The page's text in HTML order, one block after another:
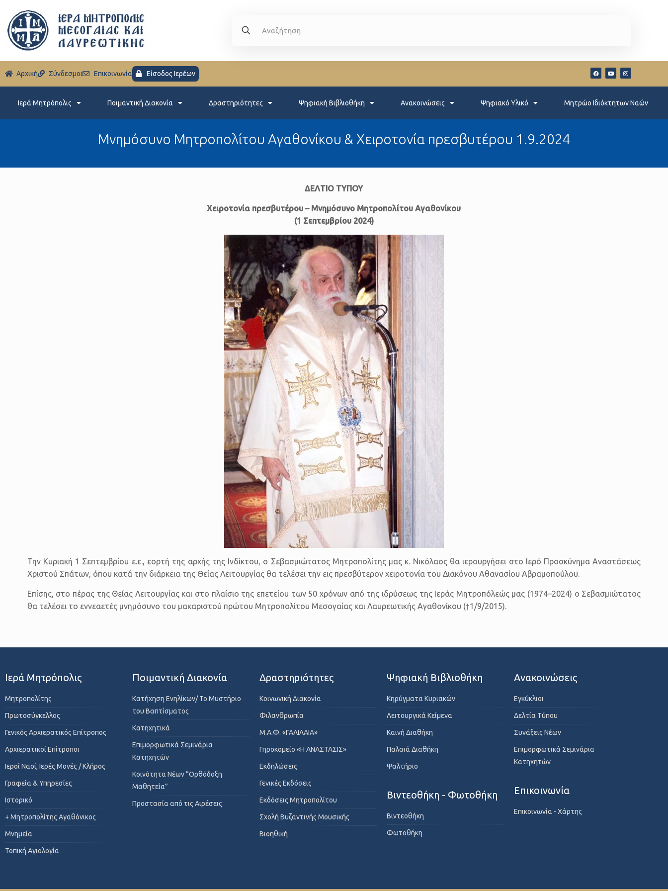
Aρχική Σύνδεσμοι Eπικοινωνία Είσοδος Ιερέων
Ιερά Μητρόπολις Ποιμαντική Διακονία Δραστηριότητες Ψηφιακή Βιβλιοθήκη Ανακοινώσεις Ψηφιακό Υλικό Μητρώο Ιδιόκτητων Ναών
Μνημόσυνο Μητροπολίτου Αγαθονίκου & Χειροτονία πρεσβυτέρου 1.9.2024
ΔΕΛΤΙΟ ΤΥΠΟΥ
Χειροτονία πρεσβυτέρου – Μνημόσυνο Μητροπολίτου Αγαθονίκου
(1 Σεπτεμβρίου 2024)
Την Κυριακή 1 Σεπτεμβρίου ε.ε., εορτή της αρχής της Ινδίκτου, ο Σεβασμιώτατος Μητροπολίτης μας κ. Νικόλαος θα ιερουργήσει στο Ιερό Προσκύνημα Αναστάσεως
Χριστού Σπάτων, όπου κατά την διάρκεια της Θείας Λειτουργίας θα τελέσει την εις πρεσβύτερον χειροτονία του Διακόνου Αθανασίου Αβραμοπούλου.
Επίσης, στο πέρας της Θείας Λειτουργίας και στο πλαίσιο της επετείου των 50 χρόνων από της ιδρύσεως της Ιεράς Μητροπόλεώς μας (1974–2024) ο Σεβασμιώτατος
θα τελέσει το εννεαετές μνημόσυνο του μακαριστού πρώτου Μητροπολίτου Μεσογαίας και Λαυρεωτικής Αγαθονίκου (†1/9/2015).
Ιερά Μητρόπολις
Μητροπολίτης
Πρωτοσύγκελλος
Γενικός Αρχιερατικός Επίτροπος
Αρχιερατικοί Επίτροποι
Ιεροί Ναοί, Ιερές Μονές / Κλήρος
Γραφεία & Υπηρεσίες
Ιστορικό
+ Μητροπολίτης Αγαθόνικος
Μνημεία
Τοπική Αγιολογία
Ποιμαντική Διακονία
Κατήχηση Ενηλίκων/ Το Μυστήριο
του Βαπτίσματος
Κατηχητικά
Επιμορφωτικά Σεμινάρια
Κατηχητών
Κοινότητα Νέων “Ορθόδοξη
Μαθητεία”
Προστασία από τις Αιρέσεις
Δραστηριότητες
Κοινωνική Διακονία
Φιλανθρωπία
Μ.Α.Φ. «ΓΑΛΙΛΑΙΑ»
Γηροκομείο «Η ΑΝΑΣΤΑΣΙΣ»
Εκδηλώσεις
Γενικές Εκδόσεις
Εκδόσεις Μητροπολίτου
Σχολή Βυζαντινής Μουσικής
Βιοηθική
Ψηφιακή Βιβλιοθήκη
Κηρύγματα Κυριακών
Λειτουργικά Κείμενα
Καινή Διαθήκη
Παλαιά Διαθήκη
Ψαλτήριο
Βιντεοθήκη - Φωτοθήκη
Βιντεοθήκη
Φωτοθήκη
Ανακοινώσεις
Εγκύκλιοι
Δελτία Τύπου
Συνάξεις Νέων
Επιμορφωτικά Σεμινάρια
Κατηχητών
Επικοινωνία
Επικοινωνία - Χάρτης